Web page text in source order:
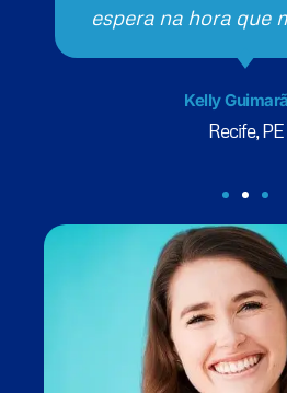
espera na hora que
Kelly
Recife, PE